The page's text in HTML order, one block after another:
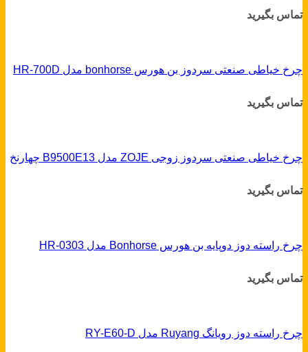
تماس بگیرید
چرخ خیاطی صنعتی سردوز بن هورس bonhorse مدل HR-700D
تماس بگیرید
چرخ خیاطی صنعتی سردوز زوجی ZOJE مدل B9500E13 چهارنخ
تماس بگیرید
چرخ راسته دوز دوپایه بن هورس Bonhorse مدل HR-0303
تماس بگیرید
چرخ راسته دوز رویانگ Ruyang مدل RY-E60-D